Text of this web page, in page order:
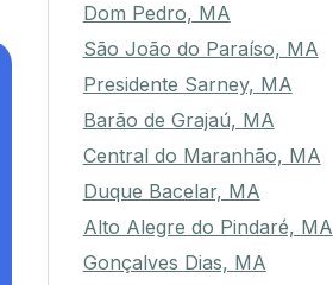
Dom Pedro, MA
São João do Paraíso, MA
Presidente Sarney, MA
Barão de Grajaú, MA
Central do Maranhão, MA
Duque Bacelar, MA
Alto Alegre do Pindaré, MA
Gonçalves Dias, MA